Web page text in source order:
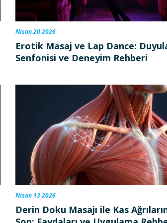
Nisan 20 2026
Erotik Masaj ve Lap Dance:
Senfonisi ve Deneyim Rehberi
Nisan 13 2026
Derin Doku Masajı ile Kas